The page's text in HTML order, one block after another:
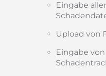
Eingabe
Upload von
Eingabe von